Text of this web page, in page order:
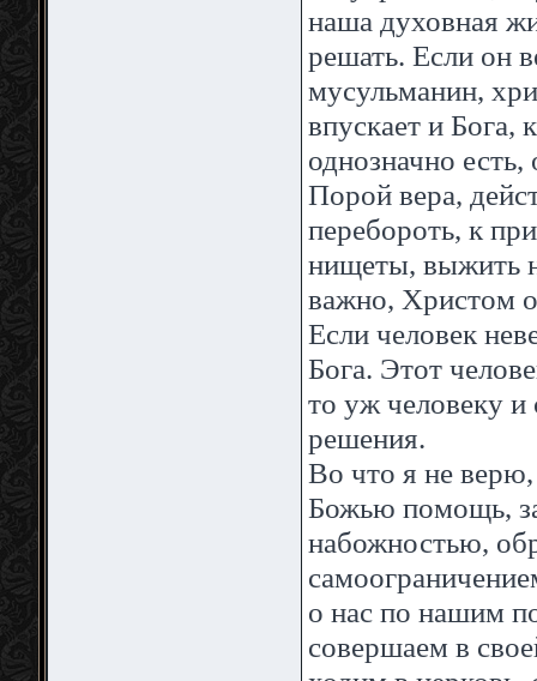
наша духовная
решать. Если он
мусульманин,
впускает и Бога,
однозначно есть,
Порой вера,
перебороть, к
нищеты, выжить
важно, Христом
Если человек
Бога. Этот
то уж человеку
решения.
Во что я не верю,
Божью помощь,
набожностью,
о нас по нашим
совершаем в